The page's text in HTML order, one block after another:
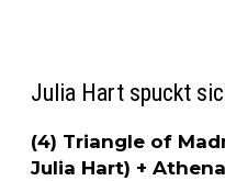
Julia Hart spuckt
(4) Triangle of
Julia Hart) +